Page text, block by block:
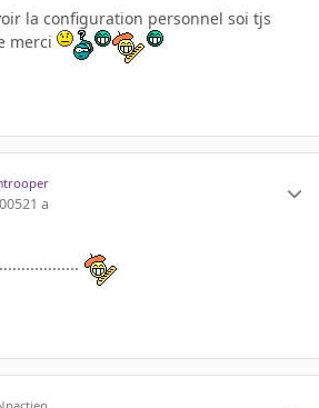
la configuration personnel soi tjs
merci
21 a